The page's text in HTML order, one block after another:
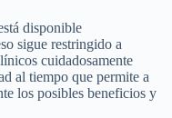
disponible
sigue restringido a
cuidadosamente
al tiempo que permite a
los posibles beneficios y